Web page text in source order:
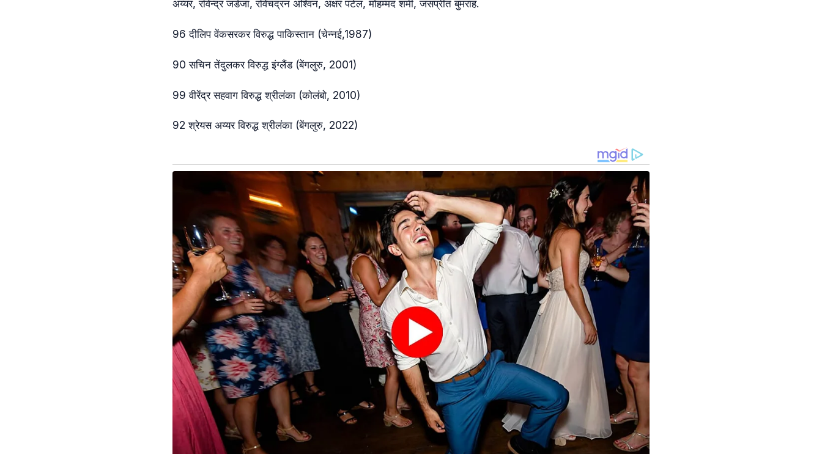
अय्यर, रविन्द्र जडेजा, रविचंद्रन अश्विन, अक्षर पटेल, मोहम्मद शमी, जसप्रीत बुमराह.
96 दीलिप वेंकसरकर विरुद्ध पाकिस्तान (चेन्नई,1987)
90 सचिन तेंदुलकर विरुद्ध इंग्लैंड (बेंगलुरु, 2001)
99 वीरेंद्र सहवाग विरुद्ध श्रीलंका (कोलंबो, 2010)
92 श्रेयस अय्यर विरुद्ध श्रीलंका (बेंगलुरु, 2022)